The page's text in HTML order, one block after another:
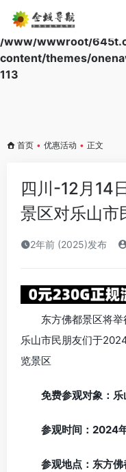
Warning: Array to
/www/wwwroot/
content/themes/
113
首页 • 优惠活动 • 正文
四川-12月14
景区对乐山市
2年前 (2025)发布
东方佛都景区将举
乐山市民朋友们于
览景区
免费参观对象：乐
参观时间：2024年
参观地点：东方佛